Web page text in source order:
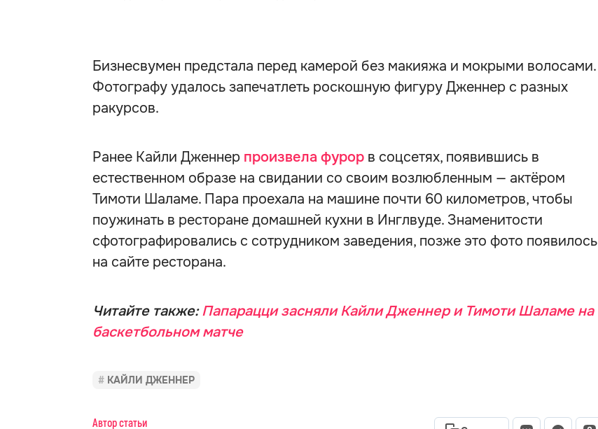
Бизнесвумен предстала перед камерой без макияжа и мокрыми волосами.
Фотографу удалось запечатлеть роскошную фигуру Дженнер с разных
ракурсов.
Ранее Кайли Дженнер произвела фурор в соцсетях, появившись в
естественном образе на свидании со своим возлюбленным — актёром
Тимоти Шаламе. Пара проехала на машине почти 60 километров, чтобы
поужинать в ресторане домашней кухни в Инглвуде. Знаменитости
сфотографировались с сотрудником заведения, позже это фото появилось
на сайте ресторана.
Читайте также:Папарацци засняли Кайли Дженнер и Тимоти Шаламе на
баскетбольном матче
КАЙЛИ ДЖЕННЕР
Автор статьи